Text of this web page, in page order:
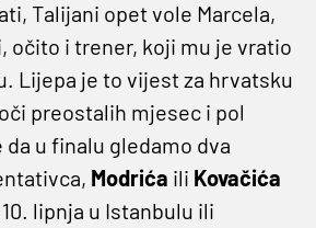
Talijani opet vole Marcela,
očito i trener, koji mu je vratio
Lijepa je to vijest za hrvatsku
preostalih mjesec i pol
da u finalu gledamo dva
Modrića ili Kovačića
lipnja u Istanbulu ili